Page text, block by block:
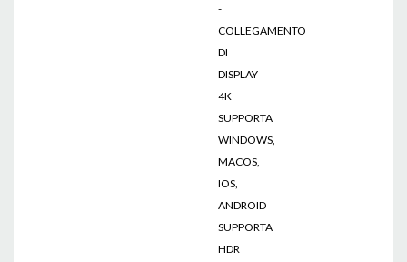
-
COLLEGAMENTO
DI
DISPLAY
4K
SUPPORTA
WINDOWS,
MACOS,
IOS,
ANDROID
SUPPORTA
HDR